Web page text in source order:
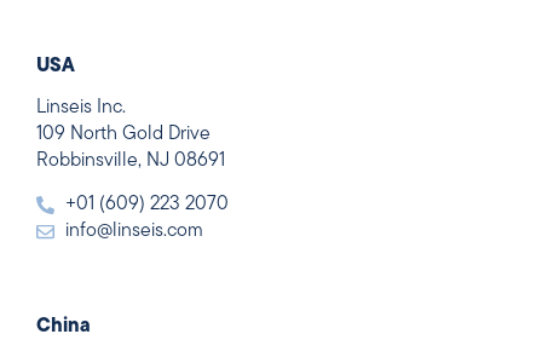
USA
Linseis Inc.
109 North Gold Drive
Robbinsville, NJ 08691
+01 (609) 223 2070
info@linseis.com
China